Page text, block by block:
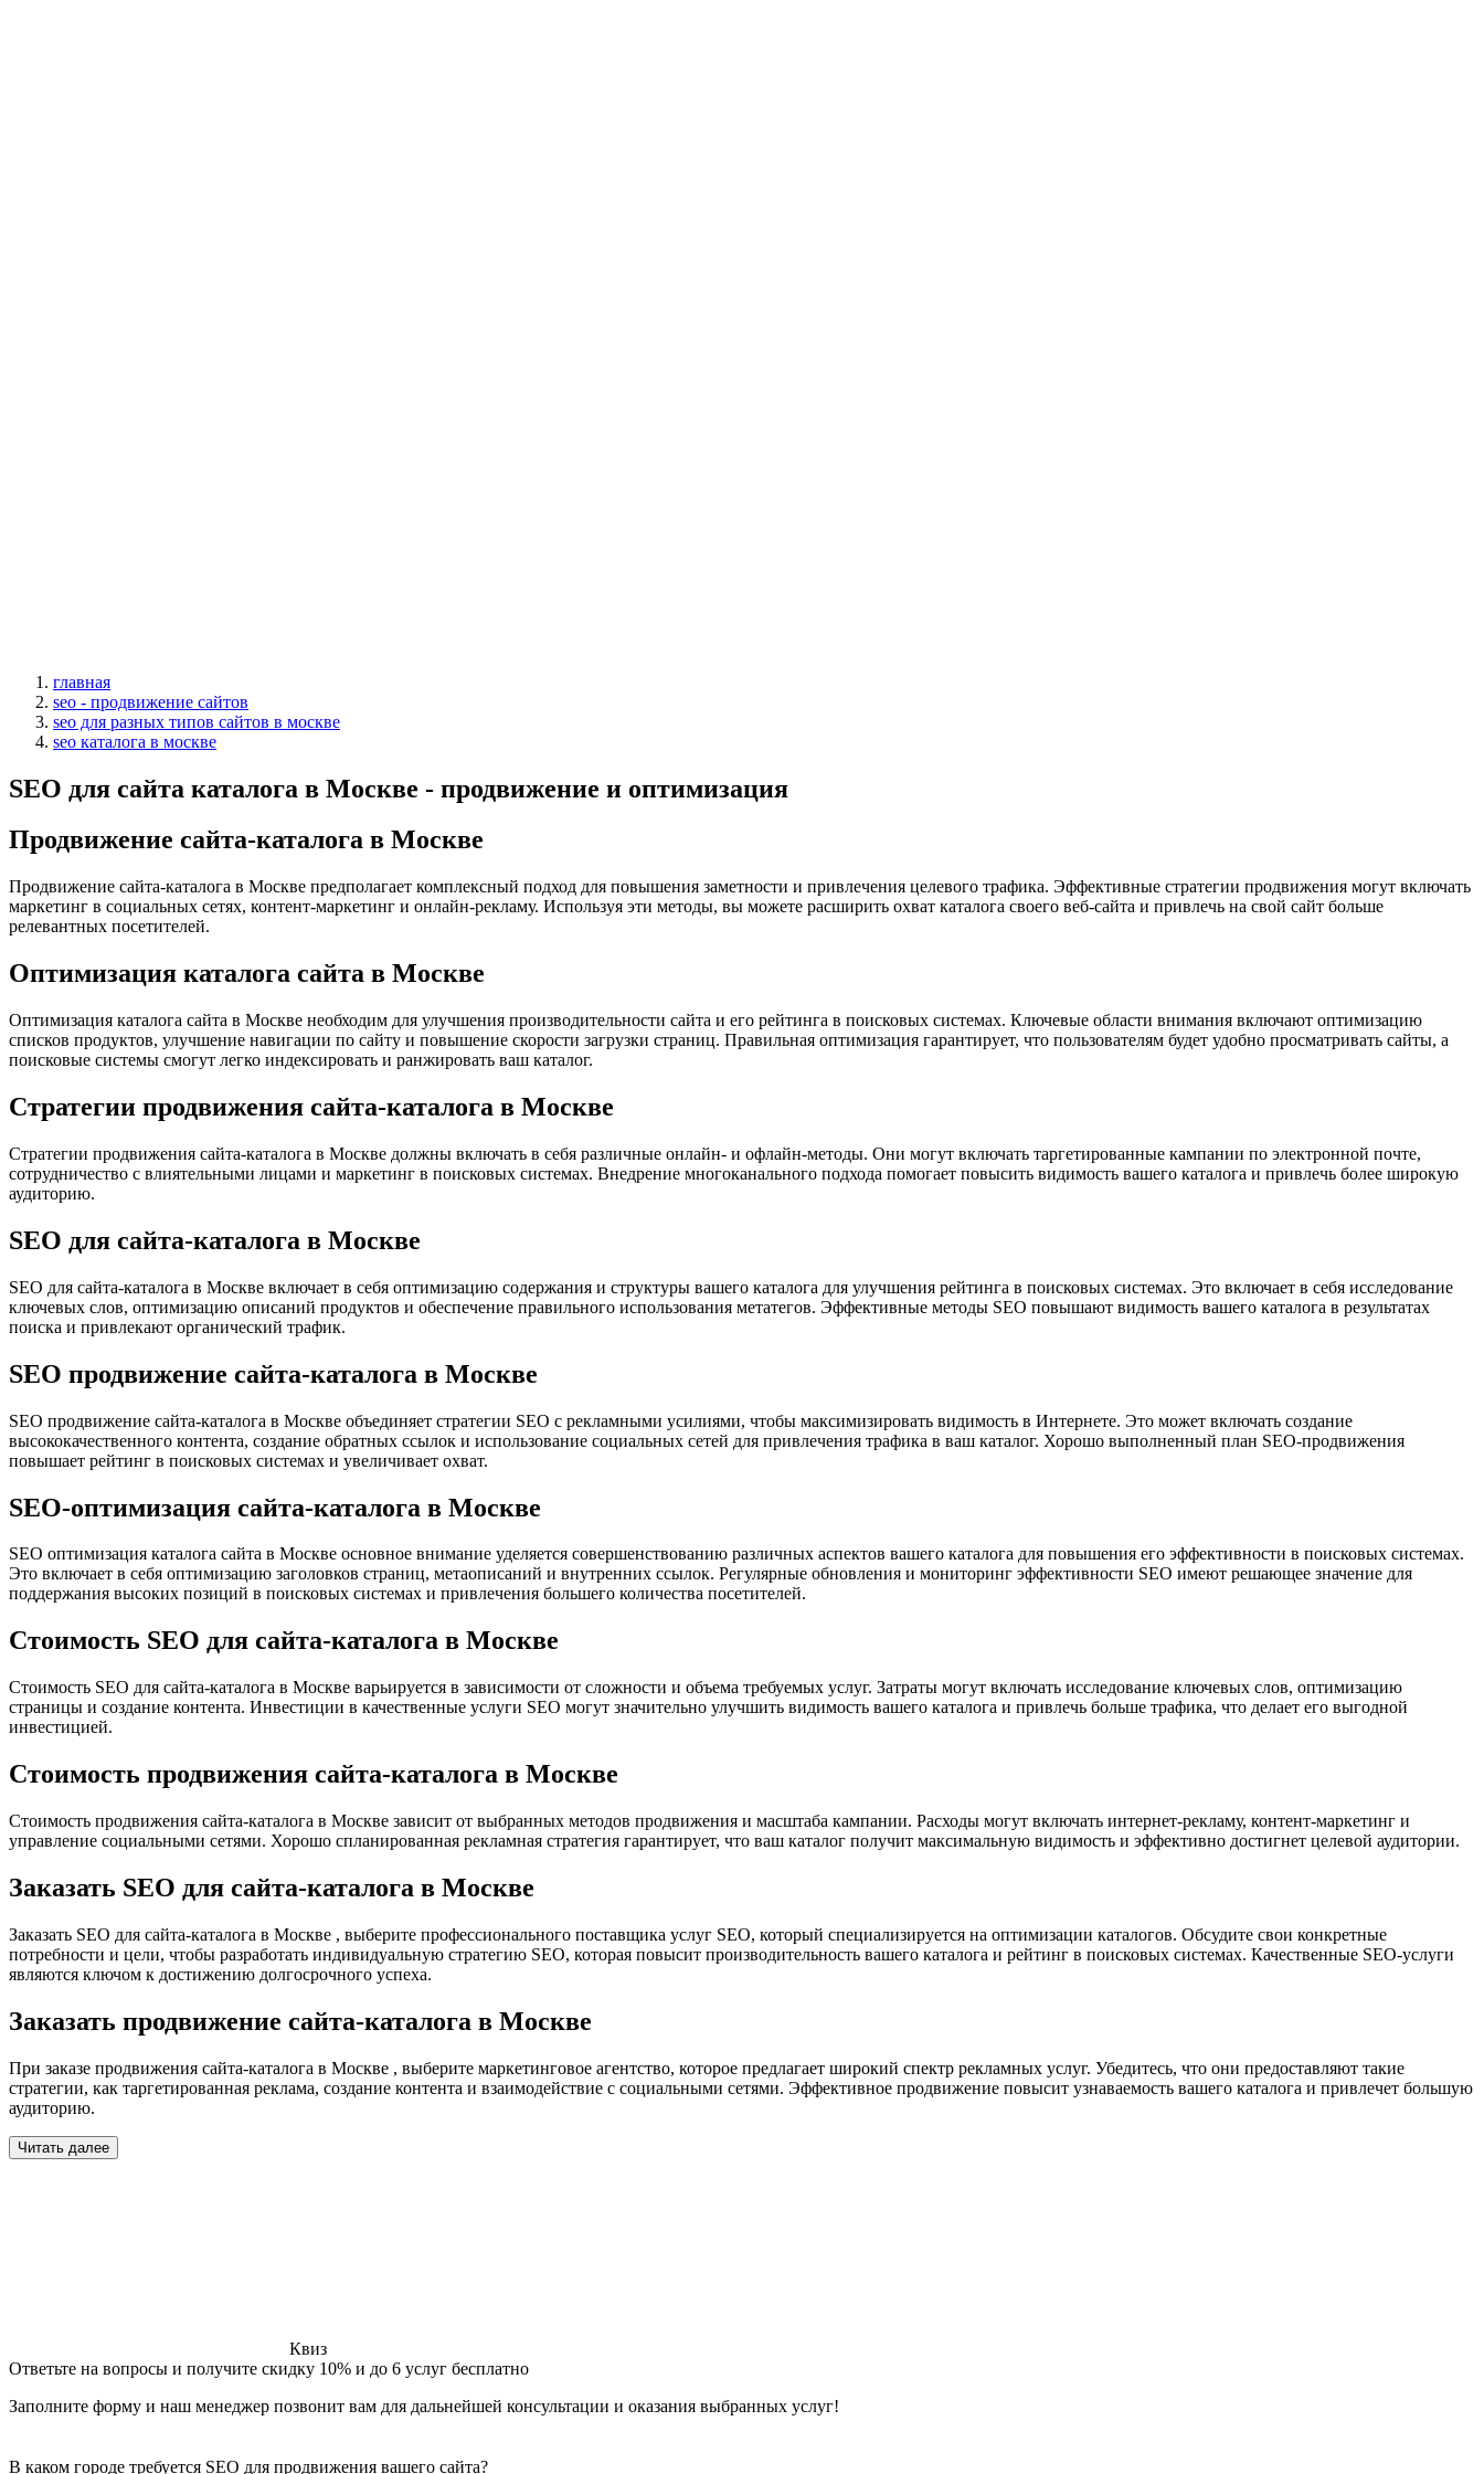
главная
seo - продвижение сайтов
seo для разных типов сайтов в москве
seo каталога в москве
SEO для сайта каталога в Москве - продвижение и оптимизация
Продвижение сайта-каталога в Москве
Продвижение сайта-каталога в Москве предполагает комплексный подход для повышения заметности и привлечения целевого трафика. Эффективные стратегии продвижения могут включать
маркетинг в социальных сетях, контент-маркетинг и онлайн-рекламу. Используя эти методы, вы можете расширить охват каталога своего веб-сайта и привлечь на свой сайт больше
релевантных посетителей.
Оптимизация каталога сайта в Москве
Оптимизация каталога сайта в Москве необходим для улучшения производительности сайта и его рейтинга в поисковых системах. Ключевые области внимания включают оптимизацию
списков продуктов, улучшение навигации по сайту и повышение скорости загрузки страниц. Правильная оптимизация гарантирует, что пользователям будет удобно просматривать сайты, а
поисковые системы смогут легко индексировать и ранжировать ваш каталог.
Стратегии продвижения сайта-каталога в Москве
Стратегии продвижения сайта-каталога в Москве должны включать в себя различные онлайн- и офлайн-методы. Они могут включать таргетированные кампании по электронной почте,
сотрудничество с влиятельными лицами и маркетинг в поисковых системах. Внедрение многоканального подхода помогает повысить видимость вашего каталога и привлечь более широкую
аудиторию.
SEO для сайта-каталога в Москве
SEO для сайта-каталога в Москве включает в себя оптимизацию содержания и структуры вашего каталога для улучшения рейтинга в поисковых системах. Это включает в себя исследование
ключевых слов, оптимизацию описаний продуктов и обеспечение правильного использования метатегов. Эффективные методы SEO повышают видимость вашего каталога в результатах
поиска и привлекают органический трафик.
SEO продвижение сайта-каталога в Москве
SEO продвижение сайта-каталога в Москве объединяет стратегии SEO с рекламными усилиями, чтобы максимизировать видимость в Интернете. Это может включать создание
высококачественного контента, создание обратных ссылок и использование социальных сетей для привлечения трафика в ваш каталог. Хорошо выполненный план SEO-продвижения
повышает рейтинг в поисковых системах и увеличивает охват.
SEO-оптимизация сайта-каталога в Москве
SEO оптимизация каталога сайта в Москве основное внимание уделяется совершенствованию различных аспектов вашего каталога для повышения его эффективности в поисковых системах.
Это включает в себя оптимизацию заголовков страниц, метаописаний и внутренних ссылок. Регулярные обновления и мониторинг эффективности SEO имеют решающее значение для
поддержания высоких позиций в поисковых системах и привлечения большего количества посетителей.
Стоимость SEO для сайта-каталога в Москве
Стоимость SEO для сайта-каталога в Москве варьируется в зависимости от сложности и объема требуемых услуг. Затраты могут включать исследование ключевых слов, оптимизацию
страницы и создание контента. Инвестиции в качественные услуги SEO могут значительно улучшить видимость вашего каталога и привлечь больше трафика, что делает его выгодной
инвестицией.
Стоимость продвижения сайта-каталога в Москве
Стоимость продвижения сайта-каталога в Москве зависит от выбранных методов продвижения и масштаба кампании. Расходы могут включать интернет-рекламу, контент-маркетинг и
управление социальными сетями. Хорошо спланированная рекламная стратегия гарантирует, что ваш каталог получит максимальную видимость и эффективно достигнет целевой аудитории.
Заказать SEO для сайта-каталога в Москве
Заказать SEO для сайта-каталога в Москве , выберите профессионального поставщика услуг SEO, который специализируется на оптимизации каталогов. Обсудите свои конкретные
потребности и цели, чтобы разработать индивидуальную стратегию SEO, которая повысит производительность вашего каталога и рейтинг в поисковых системах. Качественные SEO-услуги
являются ключом к достижению долгосрочного успеха.
Заказать продвижение сайта-каталога в Москве
При заказе продвижения сайта-каталога в Москве , выберите маркетинговое агентство, которое предлагает широкий спектр рекламных услуг. Убедитесь, что они предоставляют такие
стратегии, как таргетированная реклама, создание контента и взаимодействие с социальными сетями. Эффективное продвижение повысит узнаваемость вашего каталога и привлечет большую
аудиторию.
Читать далее
Квиз
Ответьте на вопросы и получите скидку 10% и до 6 услуг бесплатно
Заполните форму и наш менеджер позвонит вам для дальнейшей консультации и оказания выбранных услуг!
В каком городе требуется SEO для продвижения вашего сайта?